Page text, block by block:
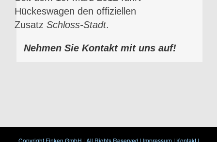
Hückeswagen den offiziellen
Zusatz Schloss-Stadt.
Nehmen Sie Kontakt mit uns auf!
Copyright Finken GmbH | All Rights Reserved | Impressum| Kontakt|